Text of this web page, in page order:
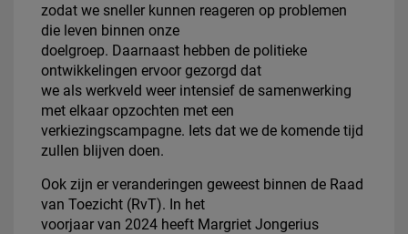
zodat we sneller kunnen reageren op problemen
die leven binnen onze
doelgroep. Daarnaast hebben de politieke
ontwikkelingen ervoor gezorgd dat
we als werkveld weer intensief de samenwerking
met elkaar opzochten met een
verkiezingscampagne. Iets dat we de komende tijd
zullen blijven doen.
Ook zijn er veranderingen geweest binnen de Raad
van Toezicht (RvT). In het
voorjaar van 2024 heeft Margriet Jongerius